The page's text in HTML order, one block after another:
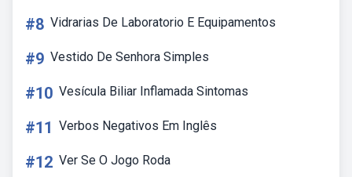
#8 Vidrarias De Laboratorio E Equipamentos
#9 Vestido De Senhora Simples
#10 Vesícula Biliar Inflamada Sintomas
#11 Verbos Negativos Em Inglês
#12 Ver Se O Jogo Roda